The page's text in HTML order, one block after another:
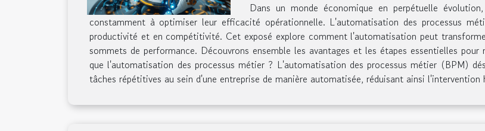
Dans un monde économique en perpétuelle
constamment à optimiser leur efficacité opérationnelle. L'automatisation des processus
productivité et en compétitivité. Cet exposé explore comment l'automatisation peut
sommets de performance. Découvrons ensemble les avantages et les étapes essentielles
que l'automatisation des processus métier ? L'automatisation des processus métier (BPM)
tâches répétitives au sein d'une entreprise de manière automatisée, réduisant ainsi l'intervention